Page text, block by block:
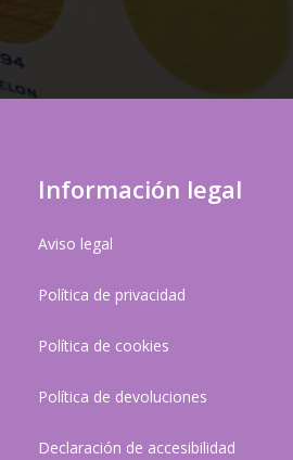
Información legal
Aviso legal
Política de privacidad
Política de cookies
Política de devoluciones
Declaración de accesibilidad